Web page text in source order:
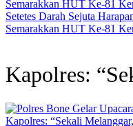
Setetes Darah Sejuta
Semarakkan HUT Ke-81
Kapolres: